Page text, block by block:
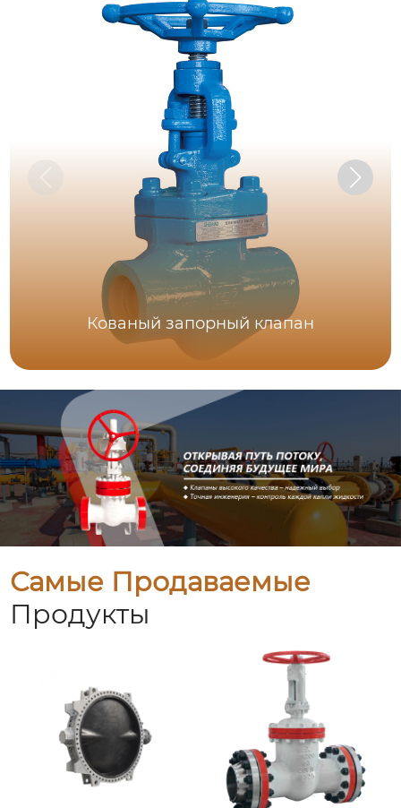
Кованый запорный клапан
Самые Продаваемые
Продукты